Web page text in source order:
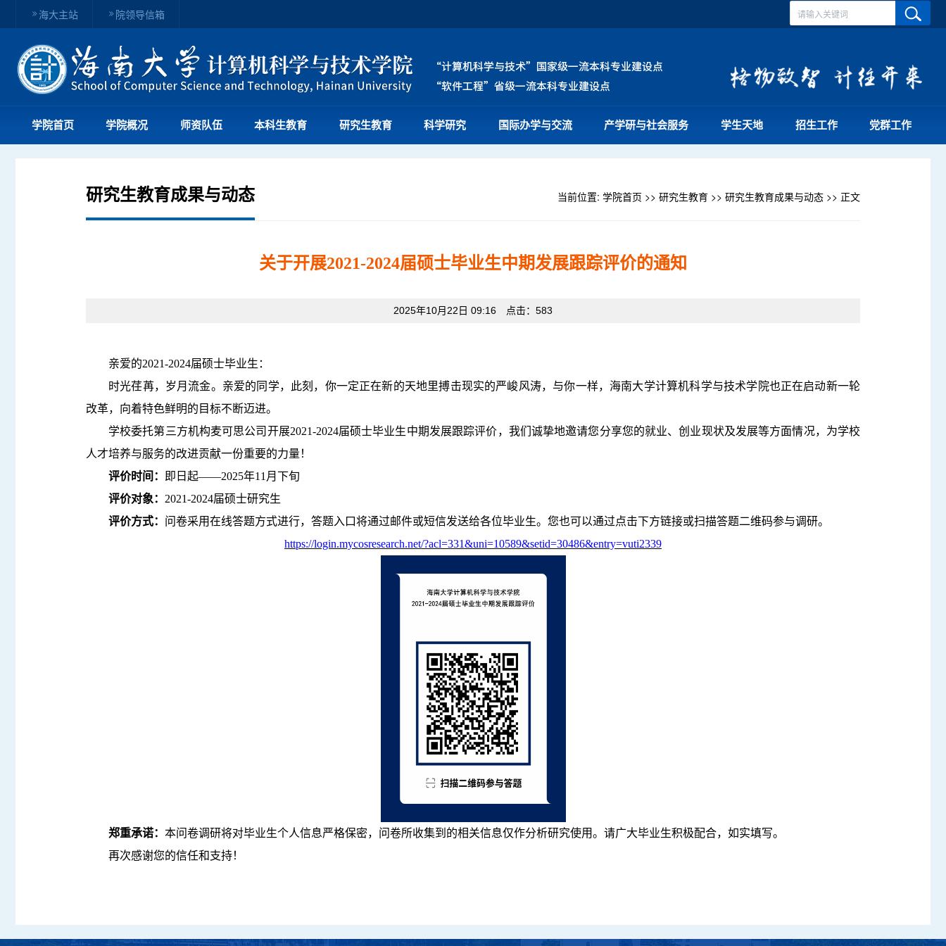
海大主站 院领导信箱
学院首页 学院概况 师资队伍 本科生教育 研究生教育 科学研究 国际办学与交流 产学研与社会服务 学生天地 招生工作 党群工作
研究生教育成果与动态 当前位置: 学院首页 >> 研究生教育 >> 研究生教育成果与动态 >> 正文
关于开展2021-2024届硕士毕业生中期发展跟踪评价的通知
2025年10月22日 09:16 点击： 583
亲爱的2021-2024届硕士毕业生：
时光荏苒，岁月流金。亲爱的同学，此刻，你一定正在新的天地里搏击现实的严峻风涛，与你一样，海南大学计算机科学与技术学院也正在启动新一轮
改革，向着特色鲜明的目标不断迈进。
学校委托第三方机构麦可思公司开展2021-2024届硕士毕业生中期发展跟踪评价，我们诚挚地邀请您分享您的就业、创业现状及发展等方面情况，为学校
人才培养与服务的改进贡献一份重要的力量！
评价时间：
即日起——2025年11月下旬
评价对象： 2021-2024届硕士研究生
评价方式： 问卷采用在线答题方式进行，答题入口将通过邮件或短信发送给各位毕业生。您也可以通过点击下方链接或扫描答题二维码参与调研。
https://login.mycosresearch.net/?acl=331&uni=10589&setid=30486&entry=vuti2339
郑重承诺： 本问卷调研将对毕业生个人信息严格保密，问卷所收集到的相关信息仅作分析研究使用。请广大毕业生积极配合，如实填写。
再次感谢您的信任和支持！